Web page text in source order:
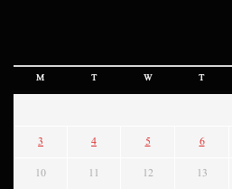
M T W T
3 4 5 6
10 11 12 13